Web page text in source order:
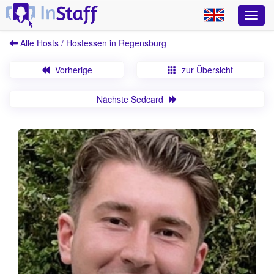
Alle Hosts / Hostessen in Regensburg
Vorherige zur Übersicht
Nächste Sedcard